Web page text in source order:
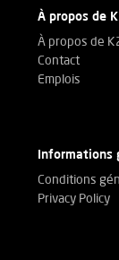
À propos de
À propos de
Contact
Emplois
Informations
Conditions
Privacy Policy